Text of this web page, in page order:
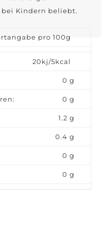
Kindern beliebt.
pro 100g
20kj/5kcal
0 g
0 g
1.2 g
0.4 g
0 g
0 g